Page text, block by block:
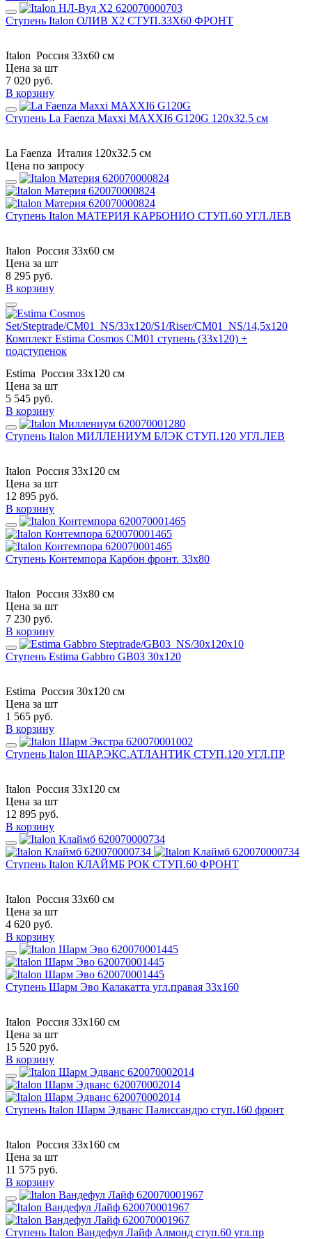
Ступень Italon ОЛИВ Х2 СТУП.33X60 ФРОНТ
Italon Россия 33x60 см
Цена за шт
7 020 руб.
В корзину
Ступень La Faenza Maxxi MAXXI6 G120G 120x32.5 см
La Faenza Италия 120x32.5 см
Цена по запросу
Ступень Italon МАТЕРИЯ КАРБОНИО СТУП.60 УГЛ.ЛЕВ
Italon Россия 33x60 см
Цена за шт
8 295 руб.
В корзину
Комплект Estima Cosmos CM01 ступень (33x120) +
подступенок
Estima Россия 33x120 см
Цена за шт
5 545 руб.
В корзину
Ступень Italon МИЛЛЕНИУМ БЛЭК СТУП.120 УГЛ.ЛЕВ
Italon Россия 33x120 см
Цена за шт
12 895 руб.
В корзину
Ступень Контемпора Карбон фронт. 33х80
Italon Россия 33х80 см
Цена за шт
7 230 руб.
В корзину
Ступень Estima Gabbro GB03 30x120
Estima Россия 30x120 см
Цена за шт
1 565 руб.
В корзину
Ступень Italon ШАР.ЭКС.АТЛАНТИК СТУП.120 УГЛ.ПР
Italon Россия 33x120 см
Цена за шт
12 895 руб.
В корзину
Ступень Italon КЛАЙМБ РОК СТУП.60 ФРОНТ
Italon Россия 33x60 см
Цена за шт
4 620 руб.
В корзину
Ступень Шарм Эво Калакатта угл.правая 33х160
Italon Россия 33х160 см
Цена за шт
15 520 руб.
В корзину
Ступень Italon Шарм Эдванс Палиссандро ступ.160 фронт
Italon Россия 33x160 см
Цена за шт
11 575 руб.
В корзину
Ступень Italon Вандефул Лайф Алмонд ступ.60 угл.пр